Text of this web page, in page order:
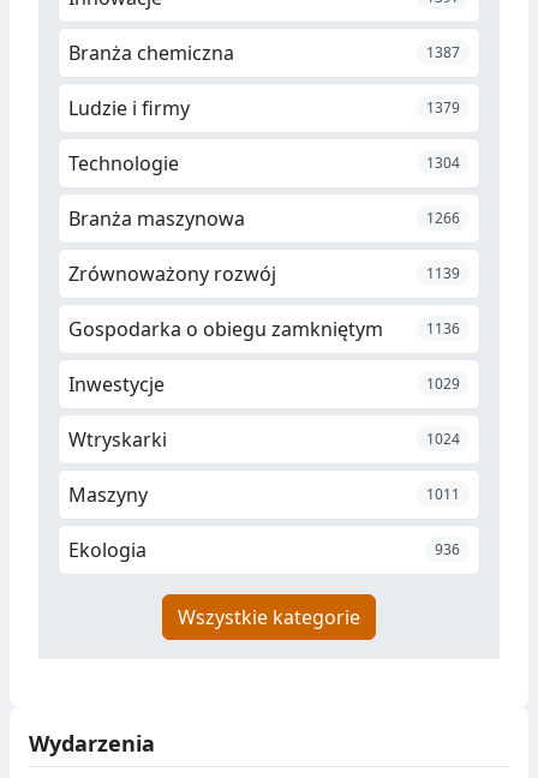
Branża chemiczna 1387
Ludzie i firmy 1379
Technologie 1304
Branża maszynowa 1266
Zrównoważony rozwój 1139
Gospodarka o obiegu zamkniętym 1136
Inwestycje 1029
Wtryskarki 1024
Maszyny 1011
Ekologia 936
Wszystkie kategorie
Wydarzenia